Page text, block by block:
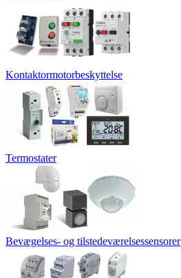
Kontaktormotorbeskyttelse
Termostater
Bevægelses- og tilstedeværelsessensorer